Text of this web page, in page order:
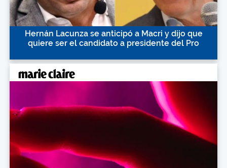
Hernán Lacunza se anticipó a Macri y dijo que
quiere ser el candidato a presidente del Pro